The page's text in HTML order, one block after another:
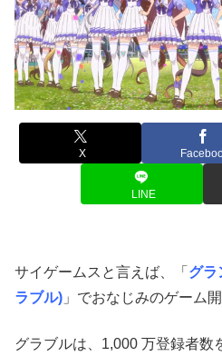
X
LINE
サイゲームスと言えば、「 グラ
ラブル) 」でおなじみのゲーム
グラブルは、1,000 万登録者数